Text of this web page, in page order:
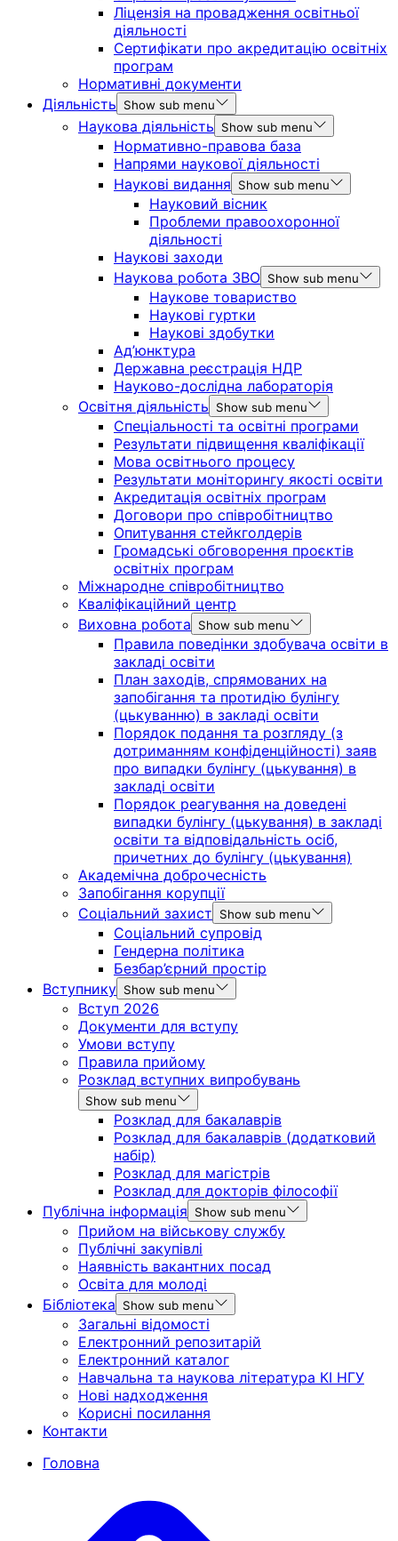
Ліцензія на провадження освітньої
діяльності
Сертифікати про акредитацію освітніх
програм
Нормативні документи
Діяльність
Show sub menu
Наукова діяльність Show sub menu
Нормативно-правова база
Напрями наукової діяльності
Наукові видання
Show sub menu
Науковий вісник
Проблеми правоохоронної
діяльності
Наукові заходи
Наукова робота ЗВО Show sub menu
Наукове товариство
Наукові гуртки
Наукові здобутки
Ад’юнктура
Державна реєстрація НДР
Науково-дослідна лабораторія
Освітня діяльність
Show sub menu
Спеціальності та освітні програми
Результати підвищення кваліфікації
Мова освітнього процесу
Результати моніторингу якості освіти
Акредитація освітніх програм
Договори про співробітництво
Опитування стейкголдерів
Громадські обговорення проєктів
освітніх програм
Міжнародне співробітництво
Кваліфікаційний центр
Виховна робота
Show sub menu
Правила поведінки здобувача освіти в
закладі освіти
План заходів, спрямованих на
запобігання та протидію булінгу
(цькуванню) в закладі освіти
Порядок подання та розгляду (з
дотриманням конфіденційності) заяв
про випадки булінгу (цькування) в
закладі освіти
Порядок реагування на доведені
випадки булінгу (цькування) в закладі
освіти та відповідальність осіб,
причетних до булінгу (цькування)
Академічна доброчесність
Запобігання корупції
Соціальний захист
Show sub menu
Соціальний супровід
Гендерна політика
Безбар’єрний простір
Вступнику Show sub menu
Вступ 2026
Документи для вступу
Умови вступу
Правила прийому
Розклад вступних випробувань
Show sub menu
Розклад для бакалаврів
Розклад для бакалаврів (додатковий
набір)
Розклад для магістрів
Розклад для докторів філософії
Публічна інформація
Show sub menu
Прийом на військову службу
Публічні закупівлі
Наявність вакантних посад
Освіта для молоді
Бібліотека
Show sub menu
Загальні відомості
Електронний репозитарій
Електронний каталог
Навчальна та наукова література КІ НГУ
Нові надходження
Корисні посилання
Контакти
Головна